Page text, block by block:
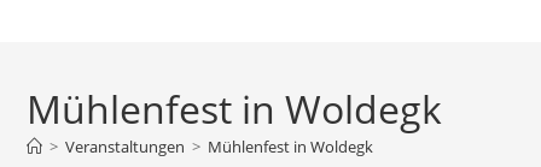
Mühlenfest in Woldegk
> Veranstaltungen > Mühlenfest in Woldegk